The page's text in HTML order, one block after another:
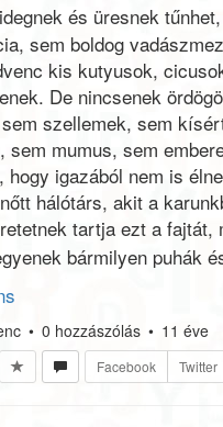
és üresnek
sem boldog
kis kutyusok,
De nincsenek
szellemek, sem
sem mumus, sem
hogy igazából nem is
hálótárs, akit a
tartja ezt a
bármilyen puhák
• 0 hozzászólás • 11 éve
Facebook Twitter